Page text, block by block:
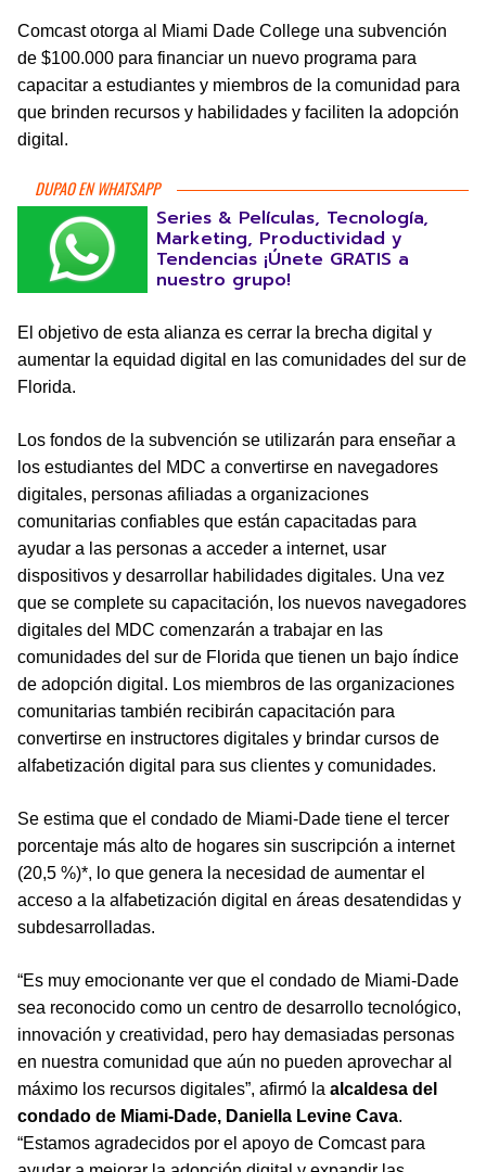
Comcast otorga al Miami Dade College una subvención
de $100.000 para financiar un nuevo programa para
capacitar a estudiantes y miembros de la comunidad para
que brinden recursos y habilidades y faciliten la adopción
digital.
DUPAO EN WHATSAPP
Series & Películas, Tecnología,
Marketing, Productividad y
Tendencias ¡Únete GRATIS a
nuestro grupo!
El objetivo de esta alianza es cerrar la brecha digital y
aumentar la equidad digital en las comunidades del sur de
Florida.
Los fondos de la subvención se utilizarán para enseñar a
los estudiantes del MDC a convertirse en navegadores
digitales, personas afiliadas a organizaciones
comunitarias confiables que están capacitadas para
ayudar a las personas a acceder a internet, usar
dispositivos y desarrollar habilidades digitales. Una vez
que se complete su capacitación, los nuevos navegadores
digitales del MDC comenzarán a trabajar en las
comunidades del sur de Florida que tienen un bajo índice
de adopción digital. Los miembros de las organizaciones
comunitarias también recibirán capacitación para
convertirse en instructores digitales y brindar cursos de
alfabetización digital para sus clientes y comunidades.
Se estima que el condado de Miami-Dade tiene el tercer
porcentaje más alto de hogares sin suscripción a internet
(20,5 %)*, lo que genera la necesidad de aumentar el
acceso a la alfabetización digital en áreas desatendidas y
subdesarrolladas.
“Es muy emocionante ver que el condado de Miami-Dade
sea reconocido como un centro de desarrollo tecnológico,
innovación y creatividad, pero hay demasiadas personas
en nuestra comunidad que aún no pueden aprovechar al
máximo los recursos digitales”, afirmó la alcaldesa del
condado de Miami-Dade, Daniella Levine Cava.
“Estamos agradecidos por el apoyo de Comcast para